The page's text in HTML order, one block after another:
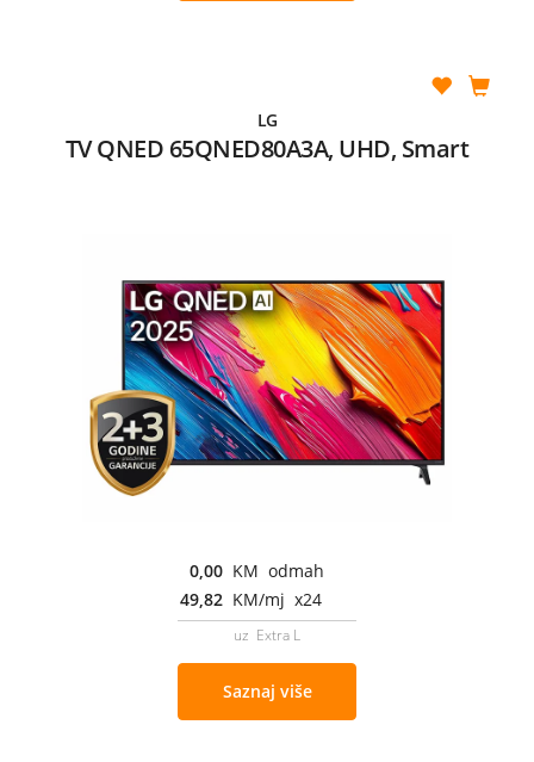
LG
TV QNED 65QNED80A3A, UHD, Smart
0,00 KM odmah
49,82 KM/mj x24
uz Extra L
Saznaj više